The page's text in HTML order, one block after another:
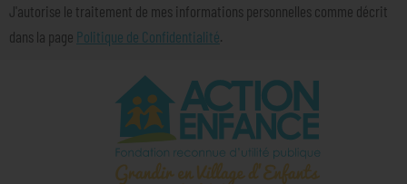
J'autorise le traitement de mes informations personnelles comme décrit
dans la page Politique de Confidentialité.